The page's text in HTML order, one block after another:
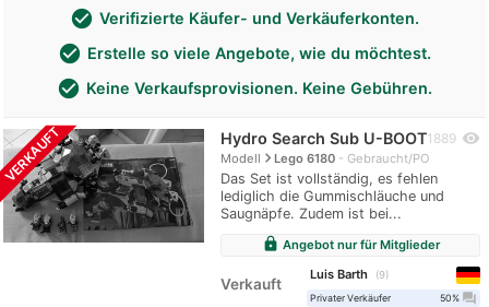
check_circle Verifizierte Käufer- und Verkäuferkonten.
check_circle Erstelle so viele Angebote, wie du möchtest.
check_circle Keine Verkaufsprovisionen. Keine Gebühren.
VERKAUFT Hydro Search Sub U-BOOT
Modellnavigate_nextLego 6180 Gebraucht/PO
Das Set ist vollständig, es fehlen
lediglich die Gummischläuche und
Saugnäpfe. Zudem ist bei...
1889 visibility
lock Angebot nur für Mitglieder
Verkauft
Luis Barth
9
Privater Verkäufer
50% question_answer